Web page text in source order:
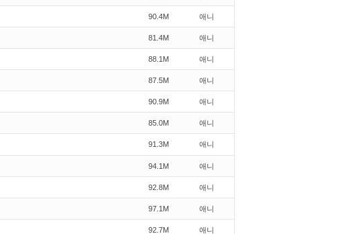
90.4M 애니
81.4M 애니
88.1M 애니
87.5M 애니
90.9M 애니
85.0M 애니
91.3M 애니
94.1M 애니
92.8M 애니
97.1M 애니
92.7M 애니